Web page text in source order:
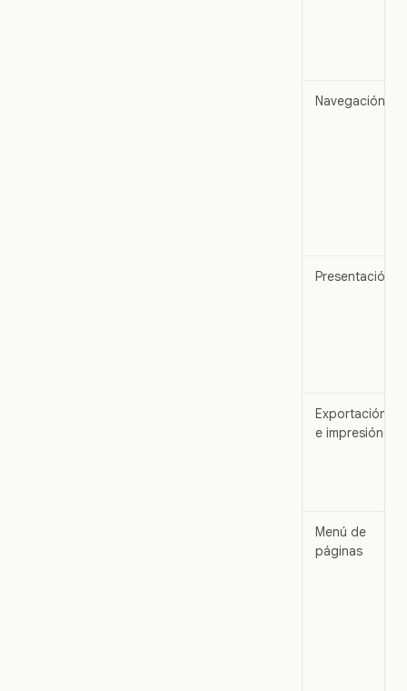
Navegación
Presentación
Exportación
e impresión
Menú de
páginas